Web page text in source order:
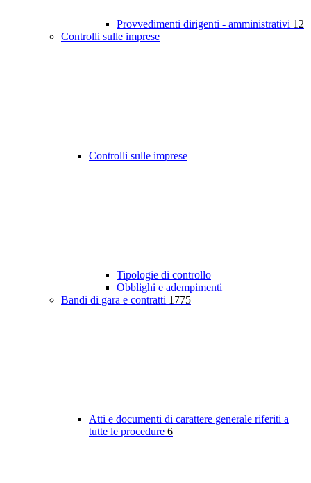
Provvedimenti dirigenti - amministrativi 12
Controlli sulle imprese
Controlli sulle imprese
Tipologie di controllo
Obblighi e adempimenti
Bandi di gara e contratti 1775
Atti e documenti di carattere generale riferiti a
tutte le procedure 6